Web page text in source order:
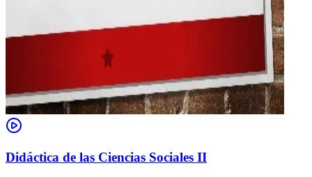
Didáctica de las Ciencias Sociales II